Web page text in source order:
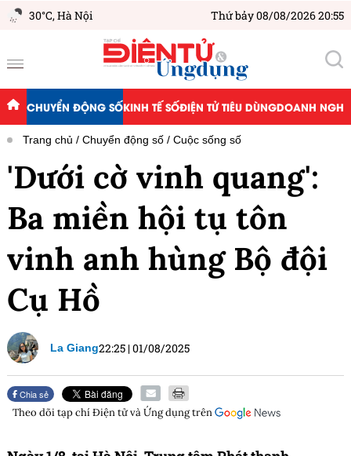
30°C,Hà Nội Thứ bảy 08/08/2026 20:55
CHUYỂN ĐỘNG SỐKINH TẾ SỐĐIỆN TỬ TIÊU DÙNGDOANH
Trang chủ Chuyển động số Cuộc sống số
'Dưới cờ vinh quang':
Ba miền hội tụ tôn
vinh anh hùng Bộ đội
Cụ Hồ
La Giang22:25 |01/08/2025
Chia sẻ
Theo dõi tạp chíĐiện tử và Ứng dụngtrên